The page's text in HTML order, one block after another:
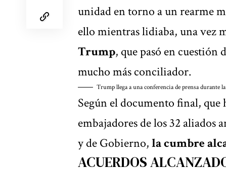
unidad en torno a un rearme
ello mientras lidiaba, una vez
Trump, que pasó en
mucho más conciliador.
Trump llega a una conferencia de prensa durante
Según el documento final,
embajadores de los 32 aliados
y de Gobierno,la cumbre
ACUERDOS